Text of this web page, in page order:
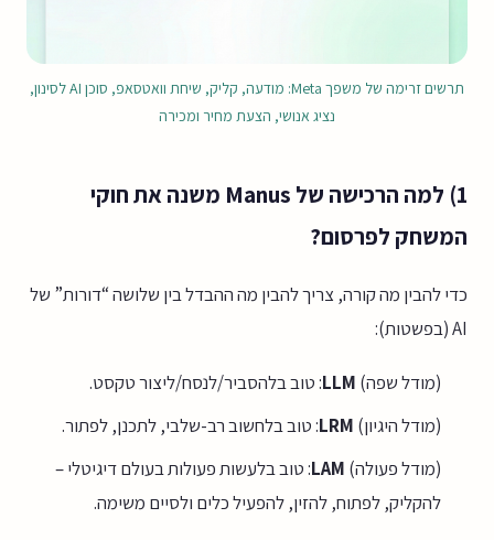
תרשים זרימה של משפך Meta: מודעה, קליק, שיחת וואטסאפ, סוכן AI לסינון,
נציג אנושי, הצעת מחיר ומכירה
1) למה הרכישה של Manus משנה את חוקי
המשחק לפרסום?
כדי להבין מה קורה, צריך להבין מה ההבדל בין שלושה “דורות” של
AI (בפשטות):
(מודל שפה) LLM: טוב בלהסביר/לנסח/ליצור טקסט.
(מודל היגיון) LRM: טוב בלחשוב רב-שלבי, לתכנן, לפתור.
(מודל פעולה) LAM: טוב בלעשות פעולות בעולם דיגיטלי –
להקליק, לפתוח, להזין, להפעיל כלים ולסיים משימה.